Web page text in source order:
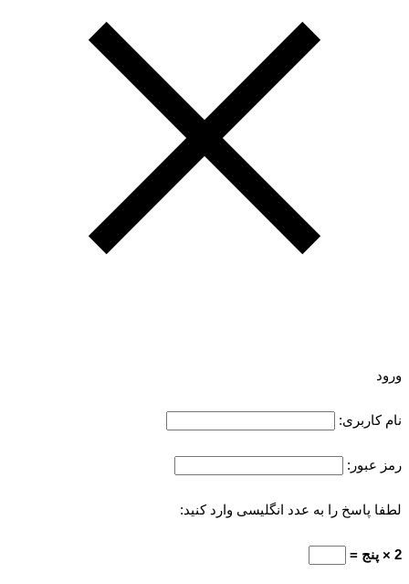
ورود
نام کاربری:
رمز عبور:
لطفا پاسخ را به عدد انگلیسی وارد کنید:
2 × پنج =